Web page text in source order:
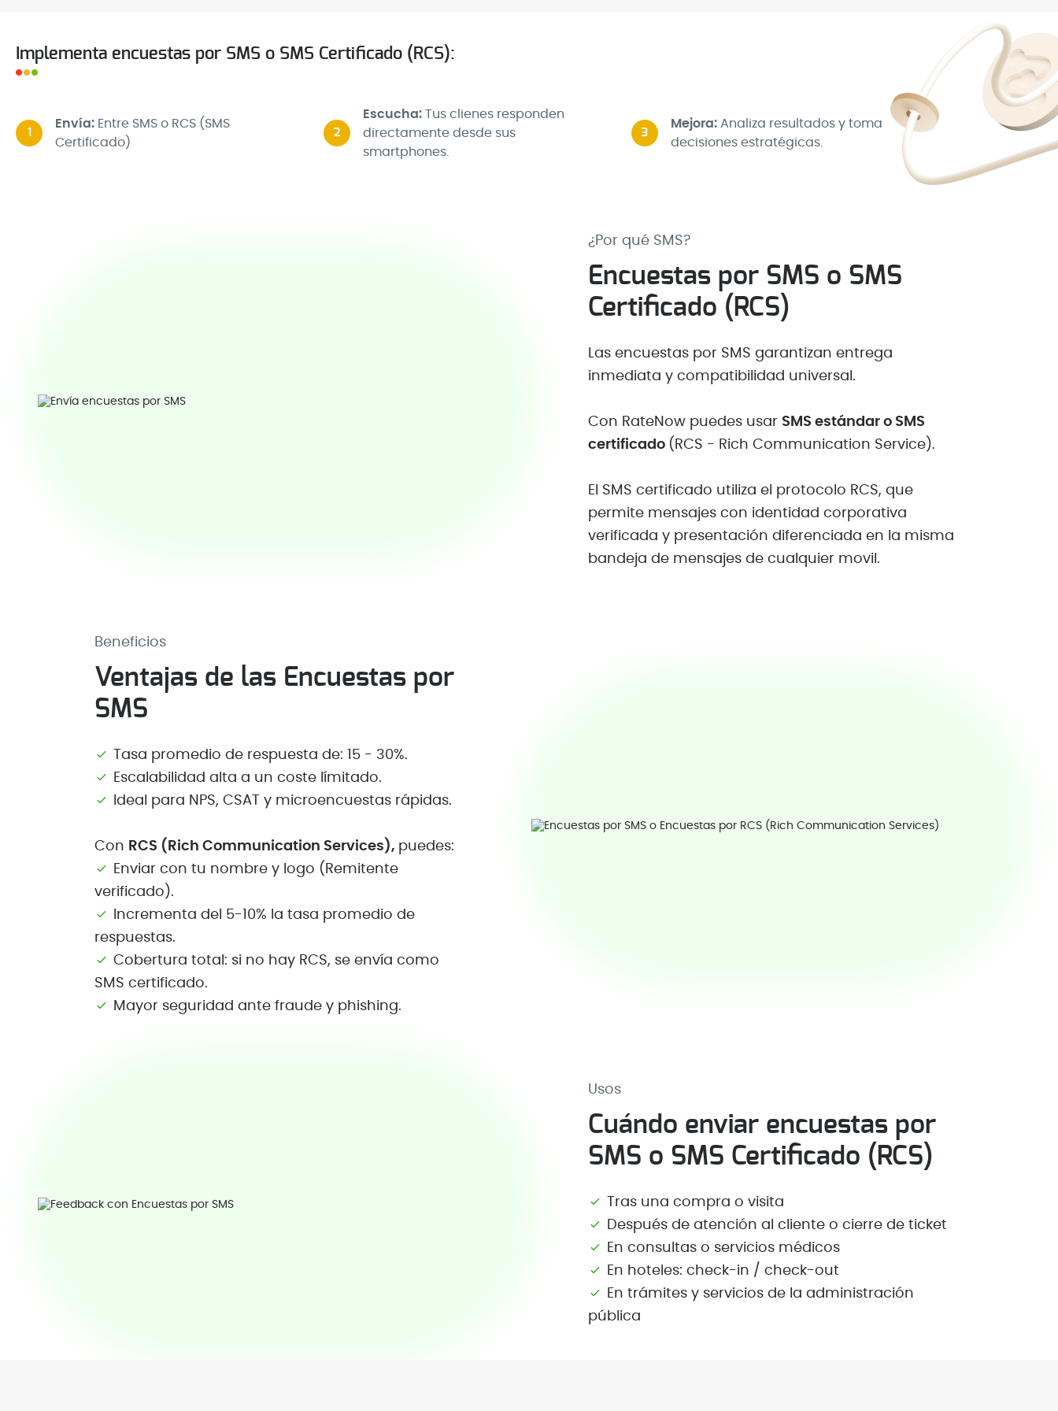
Implementa encuestas por SMS o SMS Certificado (RCS):
1
Envía: Entre SMS o RCS (SMS
Certificado)
2
Escucha:Tus clienes responden
directamente desde sus
smartphones.
3
Mejora: Analiza resultados y toma
decisiones estratégicas.
¿Por qué SMS?
Encuestas por SMS o SMS
Certificado (RCS)
Las encuestas por SMS garantizan entrega
inmediata y compatibilidad universal.
Con RateNow puedes usar SMS estándar o SMS
certificado (RCS - Rich Communication Service).
El SMS certificado utiliza el protocolo RCS, que
permite mensajes con identidad corporativa
verificada y presentación diferenciada en la misma
bandeja de mensajes de cualquier movil.
Beneficios
Ventajas de las Encuestas por
SMS
Tasa promedio de respuesta de: 15 - 30%.
Escalabilidad alta a un coste límitado.
Ideal para NPS, CSAT y microencuestas rápidas.
Con RCS (Rich Communication Services), puedes:
Enviar con tu nombre y logo (Remitente
verificado).
Incrementa del 5-10% la tasa promedio de
respuestas.
Cobertura total: si no hay RCS, se envía como
SMS certificado.
Mayor seguridad ante fraude y phishing.
Usos
Cuándo enviar encuestas por
SMS o SMS Certificado (RCS)
Tras una compra o visita
Después de atención al cliente o cierre de ticket
En consultas o servicios médicos
En hoteles: check-in / check-out
En trámites y servicios de la administración
pública